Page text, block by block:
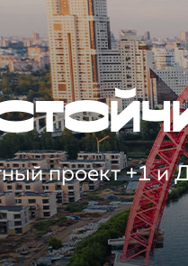
проект +1 и